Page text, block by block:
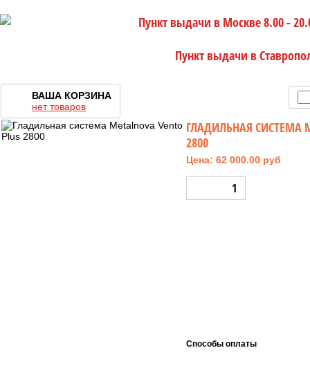
Пункт выдачи в Москве 8.00 -
Пункт выдачи в
ВАША КОРЗИНА
нет товаров
ГЛАДИЛЬНАЯ СИСТЕМА
2800
Цена: 62 000.00 руб
Способы оплаты